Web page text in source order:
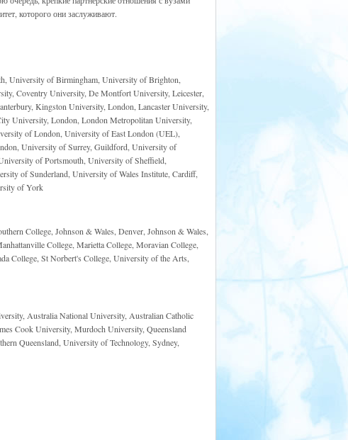
которого они заслуживают.
University of Birmingham, University of Brighton,
Coventry University, De Montfort University, Leicester,
Kingston University, London, Lancaster University,
University, London, London Metropolitan University,
of London, University of East London (UEL),
University of Surrey, Guildford, University of
of Portsmouth, University of Sheffield,
of Sunderland, University of Wales Institute, Cardiff,
of York
College, Johnson & Wales, Denver, Johnson & Wales,
College, Marietta College, Moravian College,
College, St Norbert's College, University of the Arts,
Australia National University, Australian Catholic
Cook University, Murdoch University, Queensland
Queensland, University of Technology, Sydney,